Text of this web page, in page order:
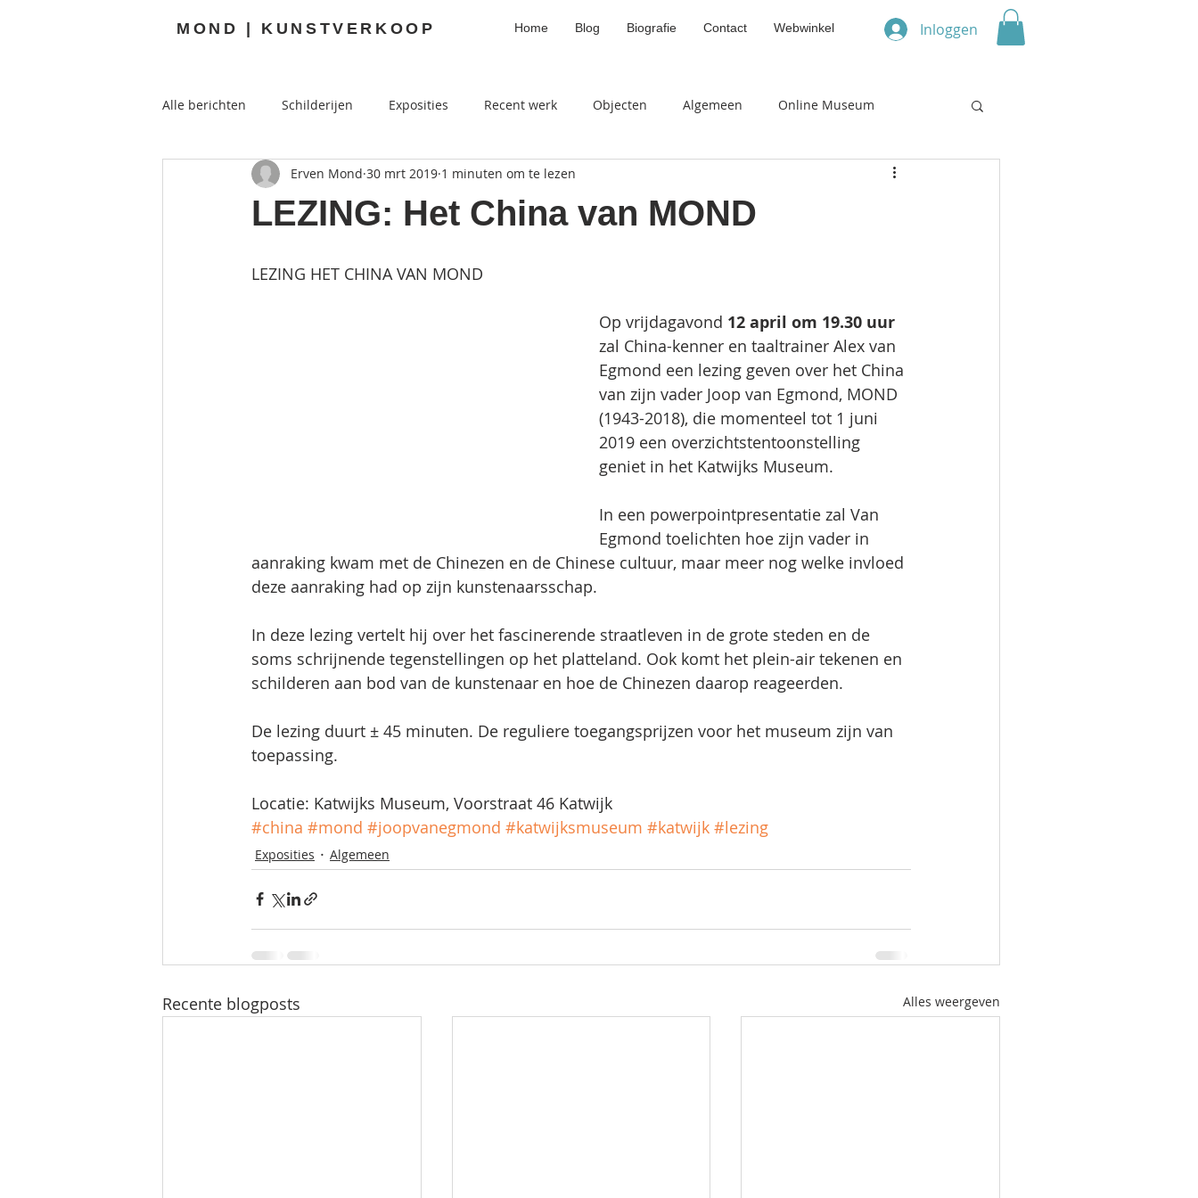
MOND | KUNSTVERKOOP Home Blog Biografie Contact Webwinkel Inloggen
Alle berichten Schilderijen Exposities Recent werk Objecten Algemeen Online Museum
Buitenkunst
LEZING: Het China van MOND
Erven Mond 30 mrt 2019 1 minuten om te lezen
LEZING HET CHINA VAN MOND
​​Op vrijdagavond 12 april om 19.30 uur
zal China-kenner en taaltrainer Alex van
Egmond een lezing geven over het China
van zijn vader Joop van Egmond, MOND
(1943-2018), die momenteel tot 1 juni
2019 een overzichtstentoonstelling
geniet in het Katwijks Museum.
In een powerpointpresentatie zal Van
Egmond toelichten hoe zijn vader in
aanraking kwam met de Chinezen en de Chinese cultuur, maar meer nog welke invloed
deze aanraking had op zijn kunstenaarsschap.
In deze lezing vertelt hij over het fascinerende straatleven in de grote steden en de
soms schrijnende tegenstellingen op het platteland. Ook komt het plein-air tekenen en
schilderen aan bod van de kunstenaar en hoe de Chinezen daarop reageerden.
De lezing duurt ± 45 minuten. De reguliere toegangsprijzen voor het museum zijn van
toepassing.
Locatie: Katwijks Museum, Voorstraat 46 Katwijk
#china #mond #joopvanegmond #katwijksmuseum #katwijk #lezing
Exposities Algemeen
Recente blogposts Alles weergeven